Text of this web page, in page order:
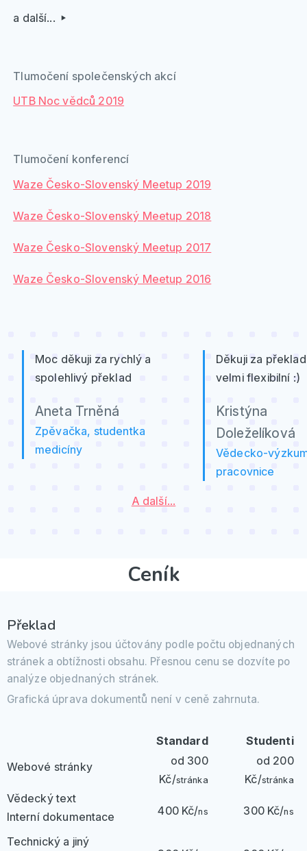
a další...
Tlumočení společenských akcí
UTB Noc vědců 2019
Tlumočení konferencí
Waze Česko-Slovenský Meetup 2019
Waze Česko-Slovenský Meetup 2018
Waze Česko-Slovenský Meetup 2017
Waze Česko-Slovenský Meetup 2016
Moc děkuji za rychlý a
spolehlivý překlad
Aneta Trněná
Zpěvačka, studentka
medicíny
Děkuji za
velmi flexibilní :)
Kristýna
Doleželíková
Vědecko-
pracovnice
A další...
Ceník
Překlad
Webové stránky jsou účtovány podle počtu objednaných
stránek a obtížnosti obsahu. Přesnou cenu se dozvíte po
analýze objednaných stránek.
Grafická úprava dokumentů není v ceně zahrnuta.
Standard
Studenti
Webové stránky
od 300
Kč/stránka
od 200
Kč/stránka
Vědecký text
Interní dokumentace
400 Kč/ns 300 Kč/ns
Technický a jiný